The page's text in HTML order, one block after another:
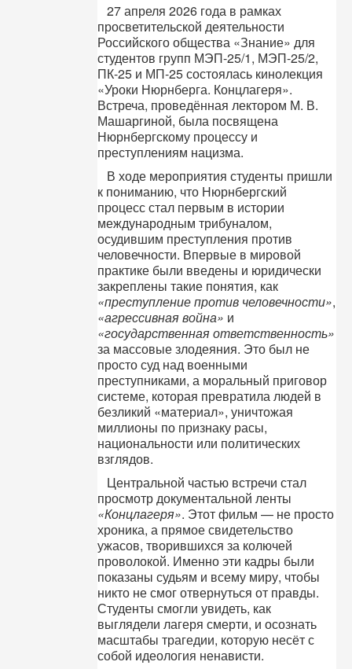
27 апреля 2026 года в рамках
просветительской деятельности
Российского общества «Знание» для
студентов групп МЭП-25/1, МЭП-25/2,
ПК-25 и МП-25 состоялась кинолекция
«Уроки Нюрнберга. Концлагеря».
Встреча, проведённая лектором М. В.
Машаргиной, была посвящена
Нюрнбергскому процессу и
преступлениям нацизма.
В ходе мероприятия студенты пришли
к пониманию, что Нюрнбергский
процесс стал первым в истории
международным трибуналом,
осудившим преступления против
человечности. Впервые в мировой
практике были введены и юридически
закреплены такие понятия, как
«преступление против человечности»,
«агрессивная война» и
«государственная ответственность»
за массовые злодеяния. Это был не
просто суд над военными
преступниками, а моральный приговор
системе, которая превратила людей в
безликий «материал», уничтожая
миллионы по признаку расы,
национальности или политических
взглядов.
Центральной частью встречи стал
просмотр документальной ленты
«Концлагеря». Этот фильм — не просто
хроника, а прямое свидетельство
ужасов, творившихся за колючей
проволокой. Именно эти кадры были
показаны судьям и всему миру, чтобы
никто не смог отвернуться от правды.
Студенты смогли увидеть, как
выглядели лагеря смерти, и осознать
масштабы трагедии, которую несёт с
собой идеология ненависти.